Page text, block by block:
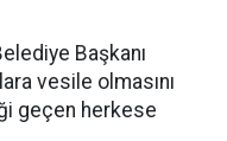
Başkanı
vesile olmasını
geçen herkese